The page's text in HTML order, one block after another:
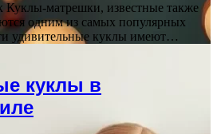
Куклы-матрешки, известные также
одним из самых популярных
удивительные куклы имеют…
куклы в